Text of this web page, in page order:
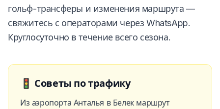
гольф-трансферы и изменения маршрута —
свяжитесь с операторами через WhatsApp.
Круглосуточно в течение всего сезона.
🚦 Советы по трафику
Из аэропорта Анталья в Белек маршрут